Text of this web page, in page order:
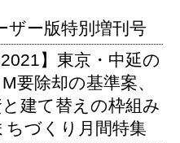
ザー版特別増刊号
】東京・中延の
要除却の基準案、
建て替えの枠組み
ちづくり月間特集